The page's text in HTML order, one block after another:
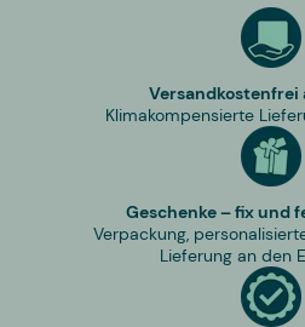
Klimakompensierte
Geschenke – fix und
Verpackung,
Lieferung an den